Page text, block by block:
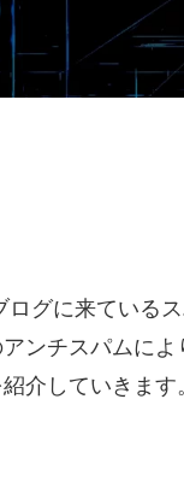
グに来ている
ンチスパムに
介していきます